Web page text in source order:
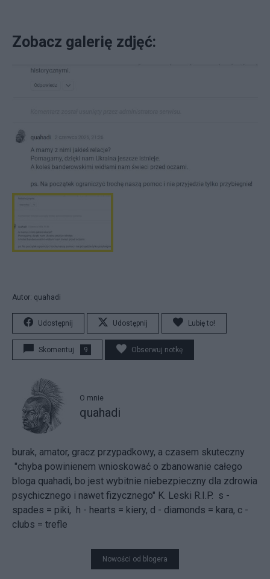
Zobacz galerię zdjęć:
Autor: quahadi
Udostępnij Udostępnij Lubię to!
Skomentuj 9 Obserwuj notkę
O mnie
quahadi
burak, amator, gracz przypadkowy, a czasem skuteczny
"chyba powinienem wnioskować o zbanowanie całego
bloga quahadi, bo jest wybitnie niebezpieczny dla zdrowia
psychicznego i nawet fizycznego" K. Leski R.I.P. s -
spades = piki, h - hearts = kiery, d - diamonds = kara, c -
clubs = trefle
Nowości od blogera